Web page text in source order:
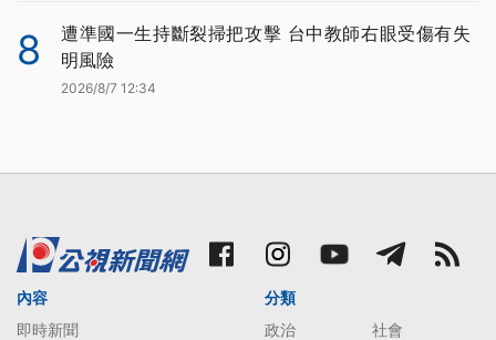
8
遭準國一生持斷裂掃把攻擊 台中教師右眼受傷有失
明風險
2026/8/7 12:34
內容
即時新聞
分類
政治
社會